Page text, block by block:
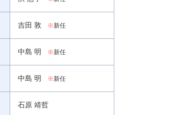
吉田 敦 ※新任
中島 明 ※新任
中島 明 ※新任
石原 靖哲